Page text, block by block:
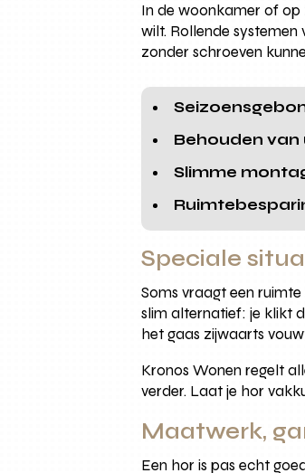
In de woonkamer of op
wilt. Rollende
zonder schroeven
Behouden
Slimme
Speciale
Soms vraagt een
slim alternatief: je klikt
het gaas zijwaarts
Kronos Wonen regelt
verder. Laat je hor
Maatwerk,
Een hor is pas echt